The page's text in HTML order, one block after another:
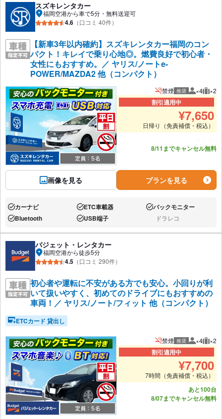
スズキレンタカー
福岡空港から車で5分・無料送迎可
4.6 （口コミ 40件）
【新車3年以内確約】スズキレンタカー福岡のコン
パクト！キレイで乗り心地◎。燃費良好で初心者・
女性にもおすすめ。／ ヤリス/ノートe-
POWER/MAZDA2 他（コンパクト）
画像を見る
禁煙 推奨 推奨人数
×4 推
×2
割引適用中
¥7,650
日帰り（免責補償・税込）
8/11までキャンセル無料
プランを見る
あり:カーナビ あり:ETC車載器 あり:バックモニター
あり:Bluetooth あり:USB端子 なし:ドラレコ
バジェット・レンタカー
福岡空港から徒歩5分
4.5 （口コミ 290件）
初心者や運転に不安がある方でも安心。小回りが利
いて扱いやすく、初めてのドライブにもおすすめの
車両！／ ヤリス/ノート/フィット 他（コンパクト）
ETCカード 貸出し
禁煙 推奨 推奨人数
×4 推
×2
割引適用中
¥7,700
7時間（免責補償・税込）
あと100台
8/07までキャンセル無料